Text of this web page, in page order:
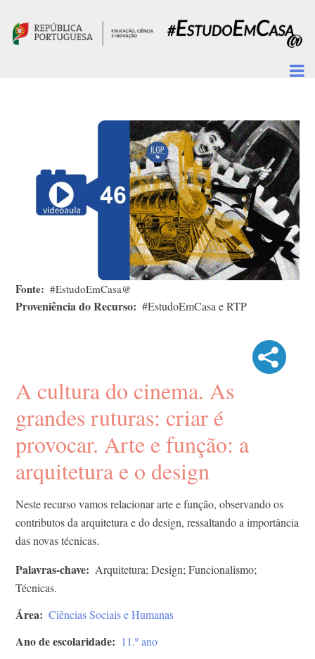
Fonte #EstudoEmCasa@
Proveniência do Recurso #EstudoEmCasa e RTP
A cultura do cinema. As
grandes ruturas: criar é
provocar. Arte e função: a
arquitetura e o design
Neste recurso vamos relacionar arte e função, observando os
contributos da arquitetura e do design, ressaltando a importância
das novas técnicas.
Palavras-chave
Arquitetura; Design; Funcionalismo;
Técnicas.
Área Ciências Sociais e Humanas
Ano de escolaridade 11.º ano